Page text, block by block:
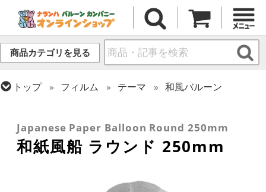
商品カテゴリを見る
トップ フィルム テーマ
和風バルーン
無地フィルム(ヘリウム非対応)
Japanese Paper Balloon Round 250mm
和紙風船 ラウンド 250mm